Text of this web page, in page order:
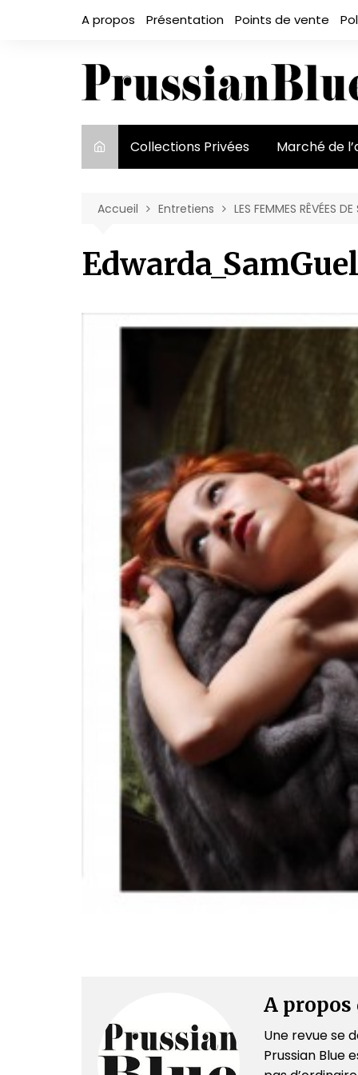
A propos Présentation Points de vente
Collections Privées Marché de
acteurs
Accueil Entretiens LES FEMMES RÊVÉES
A
Une revue se
Prussian Blue